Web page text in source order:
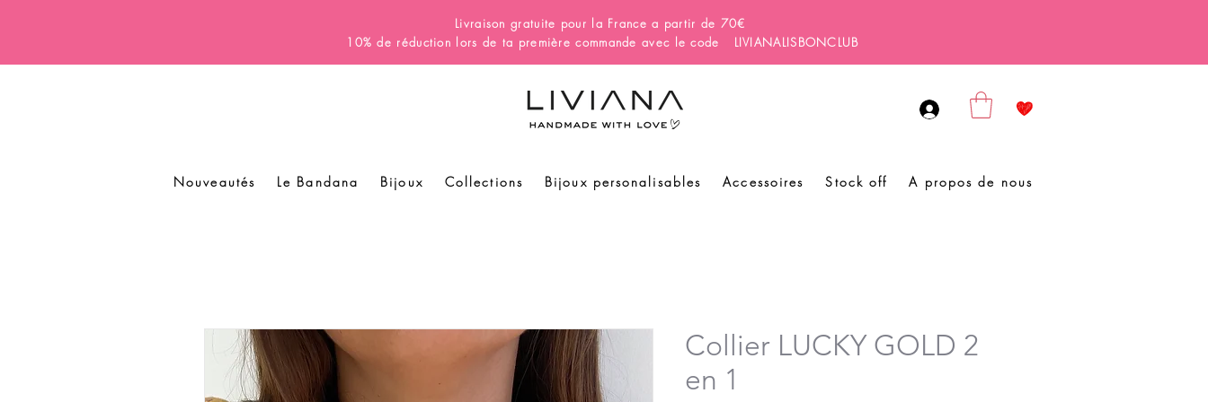
Livraison gratuite pour la France a partir de 70€
10% de réduction lors de ta première commande avec le code LIVIANALISBONCLUB
Nouveautés Le Bandana Bijoux Collections Bijoux personalisables Accessoires Stock off A propos de nous
Collier LUCKY GOLD 2
en 1